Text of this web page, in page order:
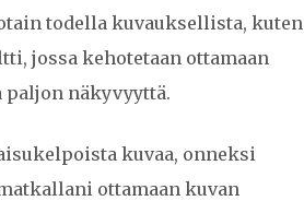
todella kuvauksellista, kuten
jossa kehotetaan ottamaan
paljon näkyvyyttä.
kuvaa, onneksi
ottamaan kuvan